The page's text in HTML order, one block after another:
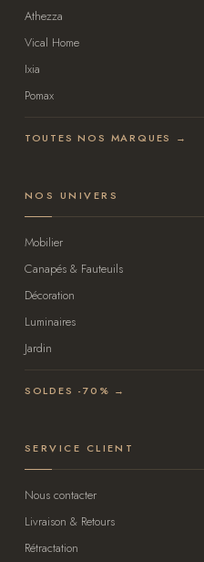
Athezza
Vical Home
Ixia
Pomax
TOUTES NOS MARQUES →
NOS UNIVERS
Mobilier
Canapés & Fauteuils
Décoration
Luminaires
Jardin
SOLDES -70% →
SERVICE CLIENT
Nous contacter
Livraison & Retours
Rétractation